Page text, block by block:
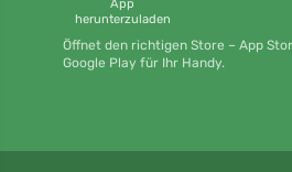
App
herunterzuladen
Öffnet den richtigen Store – App
Google Play für Ihr Handy.